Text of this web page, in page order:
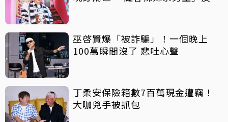
巫啓賢爆「被詐騙」！一個晚上
100萬瞬間沒了 悲吐心聲
丁柔安保險箱數7百萬現金遭竊！
大咖兇手被抓包